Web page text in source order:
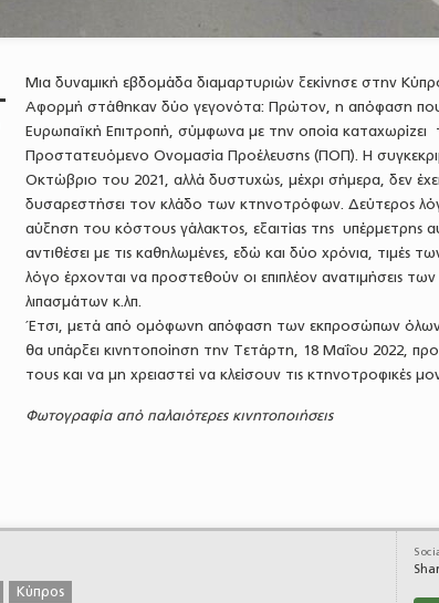
Mια δυναμική εβδομάδα διαμαρτυριών ξεκίνησε στην
Αφορμή στάθηκαν δύο γεγονότα: Πρώτον, η απόφαση που
Ευρωπαϊκή Επιτροπή, σύμφωνα με την οποία καταχωρίζει
Προστατευόμενο Ονομασία Προέλευσης (ΠΟΠ). Η
Οκτώβριο του 2021, αλλά δυστυχώς, μέχρι σήμερα, δεν
δυσαρεστήσει τον κλάδο των κτηνοτρόφων. Δεύτερος
αύξηση του κόστους γάλακτος, εξαιτίας της
αντιθέσει με τις καθηλωμένες, εδώ και δύο χρόνια, τιμές
λόγο έρχονται να προστεθούν οι επιπλέον ανατιμήσεις
λιπασμάτων κ.λπ.
Έτσι, μετά από ομόφωνη απόφαση των εκπροσώπων
θα υπάρξει κινητοποίηση την Τετάρτη, 18 Μαΐου 2022,
τους και να μη χρειαστεί να κλείσουν τις κτηνοτροφικές
Φωτογραφία από παλαιότερες κινητοποιήσεις
Κύπρος